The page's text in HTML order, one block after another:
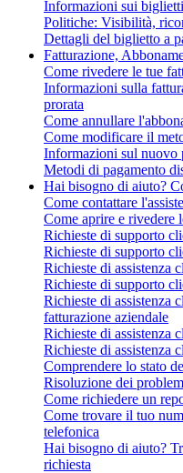
Informazioni sui biglietti
Politiche: Visibilità,
Dettagli del biglietto a
Fatturazione,
Come rivedere le tue
Informazioni sulla
prorata
Come annullare
Come modificare il
Informazioni sul nuovo
Metodi di pagamento
Hai bisogno di aiuto?
Come contattare
Come aprire e rivedere
Richieste di supporto
Richieste di supporto
Richieste di assistenza
Richieste di supporto
Richieste di assistenza
fatturazione aziendale
Richieste di assistenza
Richieste di assistenza
Comprendere lo stato
Risoluzione dei
Come richiedere un
Come trovare il tuo
telefonica
Hai bisogno di aiuto?
richiesta